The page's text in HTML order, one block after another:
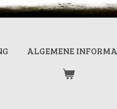
ALGEMENE